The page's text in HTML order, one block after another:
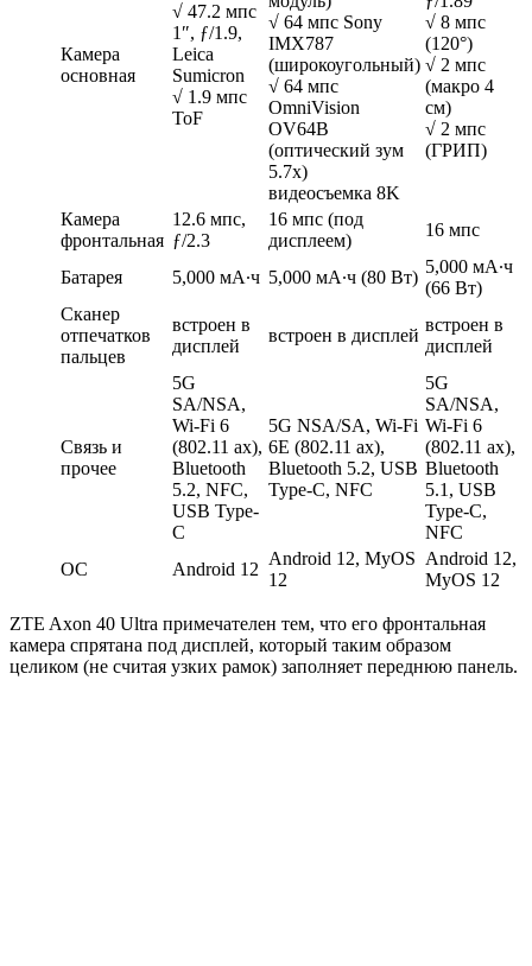
Камера
основная
√ 47.2 мпс
1″, ƒ/1.9,
Leica
Sumicron
√ 1.9 мпс
ToF
√ 64 мпс Sony
IMX787
(широкоугольный)
√ 64 мпс
OmniVision
OV64B
(оптический зум
5.7x)
видеосъемка 8K
√ 8 мпс
(120°)
√ 2 мпс
(макро 4
см)
√ 2 мпс
(ГРИП)
Камера
фронтальная
12.6 мпс,
ƒ/2.3
16 мпс (под
дисплеем)
16 мпс
Батарея 5,000 мА∙ч 5,000 мА∙ч (80 Вт)
5,000 мА∙ч
(66 Вт)
Сканер
отпечатков
пальцев
встроен в
дисплей
встроен в дисплей
встроен в
дисплей
Связь и
прочее
5G
SA/NSA,
Wi-Fi 6
(802.11 ax),
Bluetooth
5.2, NFC,
USB Type-
C
5G NSA/SA, Wi-Fi
6E (802.11 ax),
Bluetooth 5.2, USB
Type-C, NFC
5G
SA/NSA,
Wi-Fi 6
(802.11 ax),
Bluetooth
5.1, USB
Type-C,
NFC
ОС
Android 12
Android 12, MyOS
12
Android 12,
MyOS 12
ZTE Axon 40 Ultra примечателен тем, что его фронтальная
камера спрятана под дисплей, который таким образом
целиком (не считая узких рамок) заполняет переднюю панель.